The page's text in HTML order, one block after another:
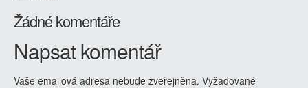
Žádné komentáře
Napsat komentář
Vaše emailová adresa nebude zveřejněna. Vyžadované